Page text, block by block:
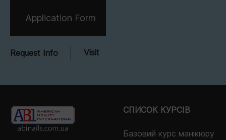
Application Form
Request Info Visit
СПИСОК КУРСІВ
Базовий курс манікюру